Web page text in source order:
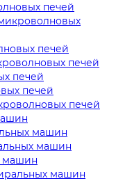
печей
печей
печей
печей
печей
печей
машин
машин
машин
машин